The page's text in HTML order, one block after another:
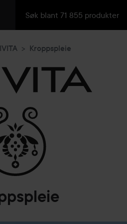
Kroppspleie